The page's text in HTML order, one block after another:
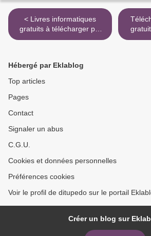
< Livres informatiques
gratuits à télécharger pdf
Ariane contre le Minotaure
Hébergé par Eklablog
Top articles
Pages
Contact
Signaler un abus
C.G.U.
Cookies et données personnelles
Préférences cookies
Voir le profil de ditupedo sur le portail
Créer un blog sur